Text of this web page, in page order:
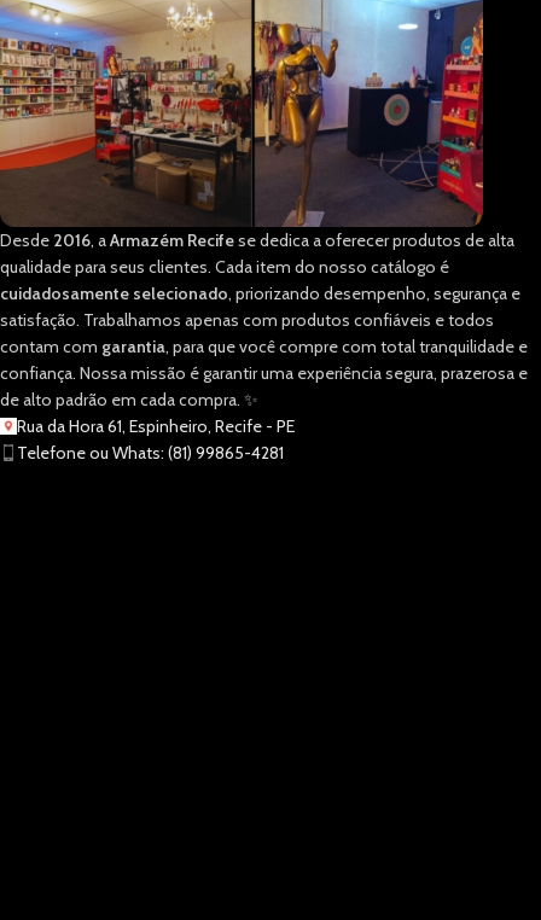
Desde 2016, aArmazém Recifese dedica a oferecer produtos de alta
qualidade para seus clientes. Cada item do nosso catálogo é
cuidadosamente selecionado, priorizando desempenho, segurança e
satisfação. Trabalhamos apenas com produtos confiáveis e todos
contam com garantia, para que você compre com total tranquilidade e
confiança. Nossa missão é garantir uma experiência segura, prazerosa e
de alto padrão em cada compra. ✨
Rua da Hora 61, Espinheiro, Recife - PE
Telefone ou Whats: (81) 99865-4281